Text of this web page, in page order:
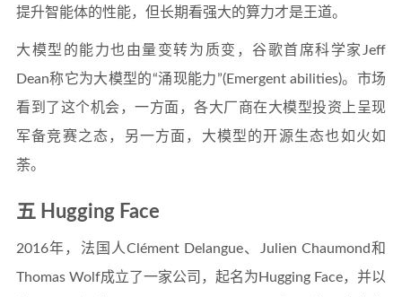
提升智能体的性能，但长期看强大的算力才是王道。
大模型的能力也由量变转为质变，谷歌首席科学家Jeff
Dean称它为大模型的“涌现能力”(Emergent abilities)。市场
看到了这个机会，一方面，各大厂商在大模型投资上呈现
军备竞赛之态，另一方面，大模型的开源生态也如火如
荼。
五 Hugging Face
2016年，法国人Clément Delangue、Julien Chaumond和
Thomas Wolf成立了一家公司，起名为Hugging Face，并以